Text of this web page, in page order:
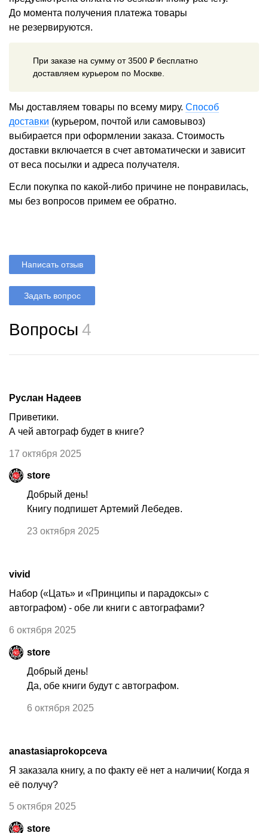
До момента получения платежа товары
не резервируются.
При заказе на сумму от 3500 ₽ бесплатно
доставляем курьером по Москве.
Мы доставляем товары по всему миру. Способ
доставки (курьером, почтой или самовывоз)
выбирается при оформлении заказа. Стоимость
доставки включается в счет автоматически и зависит
от веса посылки и адреса получателя.
Если покупка по какой-либо причине не понравилась,
мы без вопросов примем ее обратно.
Написать отзыв
Задать вопрос
Вопросы 4
Руслан Надеев
Приветики.
А чей автограф будет в книге?
17 октября 2025
store
Добрый день!
Книгу подпишет Артемий Лебедев.
23 октября 2025
vivid
Набор («Цать» и «Принципы и парадоксы» с
автографом) - обе ли книги с автографами?
6 октября 2025
store
Добрый день!
Да, обе книги будут с автографом.
6 октября 2025
anastasiaprokopceva
Я заказала книгу, а по факту её нет а наличии( Когда я
её получу?
5 октября 2025
store